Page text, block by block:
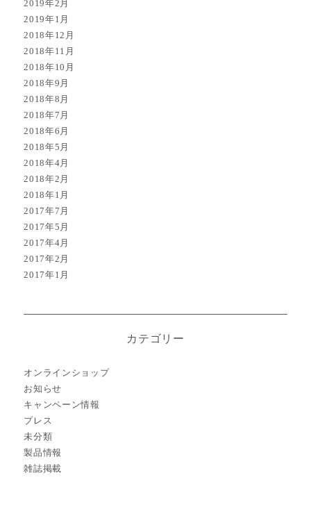
2019年2月
2019年1月
2018年12月
2018年11月
2018年10月
2018年9月
2018年8月
2018年7月
2018年6月
2018年5月
2018年4月
2018年2月
2018年1月
2017年7月
2017年5月
2017年4月
2017年2月
2017年1月
カテゴリー
オンラインショップ
お知らせ
キャンペーン情報
プレス
未分類
製品情報
雑誌掲載